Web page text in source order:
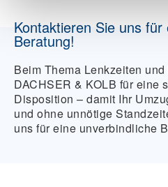
werden können –
stabilen
Kontaktieren Sie uns
Beratung!
Beim Thema Lenkzeiten
DACHSER & KOLB für eine
Disposition – damit Ihr
und ohne unnötige
uns für eine unverbindliche